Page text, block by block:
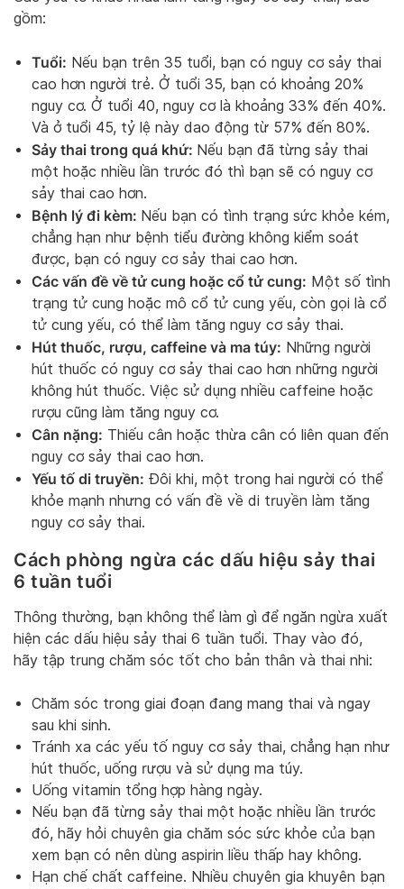
gồm:
Tuổi: Nếu bạn trên 35 tuổi, bạn có nguy cơ sảy thai
cao hơn người trẻ. Ở tuổi 35, bạn có khoảng 20%
nguy cơ. Ở tuổi 40, nguy cơ là khoảng 33% đến 40%.
Và ở tuổi 45, tỷ lệ này dao động từ 57% đến 80%.
Sảy thai trong quá khứ: Nếu bạn đã từng sảy thai
một hoặc nhiều lần trước đó thì bạn sẽ có nguy cơ
sảy thai cao hơn.
Bệnh lý đi kèm: Nếu bạn có tình trạng sức khỏe kém,
chẳng hạn như bệnh tiểu đường không kiểm soát
được, bạn có nguy cơ sảy thai cao hơn.
Các vấn đề về tử cung hoặc cổ tử cung: Một số tình
trạng tử cung hoặc mô cổ tử cung yếu, còn gọi là cổ
tử cung yếu, có thể làm tăng nguy cơ sảy thai.
Hút thuốc, rượu, caffeine và ma túy: Những người
hút thuốc có nguy cơ sảy thai cao hơn những người
không hút thuốc. Việc sử dụng nhiều caffeine hoặc
rượu cũng làm tăng nguy cơ.
Cân nặng: Thiếu cân hoặc thừa cân có liên quan đến
nguy cơ sảy thai cao hơn.
Yếu tố di truyền: Đôi khi, một trong hai người có thể
khỏe mạnh nhưng có vấn đề về di truyền làm tăng
nguy cơ sảy thai.
Cách phòng ngừa các dấu hiệu sảy thai
6 tuần tuổi
Thông thường, bạn không thể làm gì để ngăn ngừa xuất
hiện các dấu hiệu sảy thai 6 tuần tuổi. Thay vào đó,
hãy tập trung chăm sóc tốt cho bản thân và thai nhi:
Chăm sóc trong giai đoạn đang mang thai và ngay
sau khi sinh.
Tránh xa các yếu tố nguy cơ sảy thai, chẳng hạn như
hút thuốc, uống rượu và sử dụng ma túy.
Uống vitamin tổng hợp hàng ngày.
Nếu bạn đã từng sảy thai một hoặc nhiều lần trước
đó, hãy hỏi chuyên gia chăm sóc sức khỏe của bạn
xem bạn có nên dùng aspirin liều thấp hay không.
Hạn chế chất caffeine. Nhiều chuyên gia khuyên bạn